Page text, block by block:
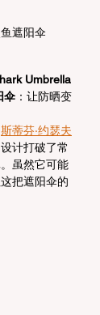
遮阳伞
Umbrella
伞 ：让防晒变
斯蒂芬·约瑟夫
计打破了常
虽然它可能
把遮阳伞的